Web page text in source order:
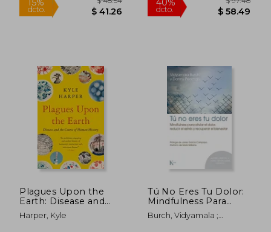
Plagues Upon the
Earth: Disease and
the Course of Human
History (The
Harper, Kyle
Tú No Eres Tu Dolor:
Mindfulness Para
Aliviar El Dolor,
Reducir El Estrés Y
Burch, Vidyamala ;